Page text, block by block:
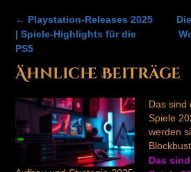
Post
navigation
← Playstation-Releases 2025
| Spiele-Highlights für die
PS5
Ähnliche Beiträge
Das sind
Spiele
werden
Das